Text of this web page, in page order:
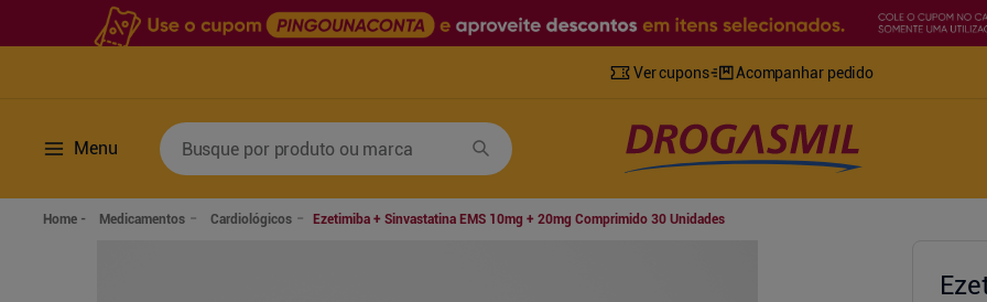
Ver cupons Acompanhar pedido
Menu
Busque por produto ou marca
Medicamentos Cardiológicos Ezetimiba + Sinvastatina EMS 10mg + 20mg Comprimido 30 Unidades
Termos mais buscados